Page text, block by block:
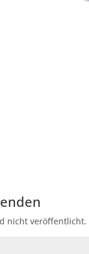
nicht veröffentlicht.